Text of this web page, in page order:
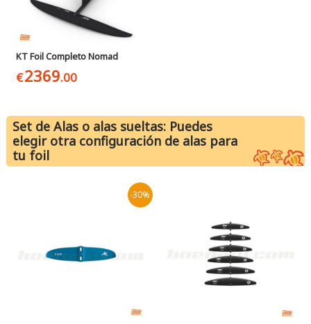
KT Foil Completo Nomad
€2369.00
Set de Alas o alas sueltas: Puedes
elegir otra configuración de alas para
tu foil
-30%